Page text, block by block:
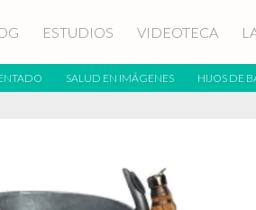
ESTUDIOS VIDEOTECA
SALUD EN IMÁGENES HIJOS DE